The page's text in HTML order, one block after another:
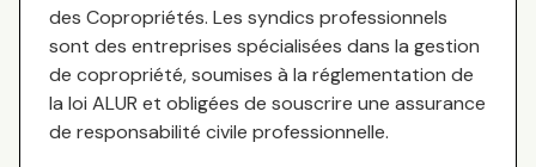
des Copropriétés. Les syndics professionnels
sont des entreprises spécialisées dans la gestion
de copropriété, soumises à la réglementation de
la loi ALUR et obligées de souscrire une assurance
de responsabilité civile professionnelle.